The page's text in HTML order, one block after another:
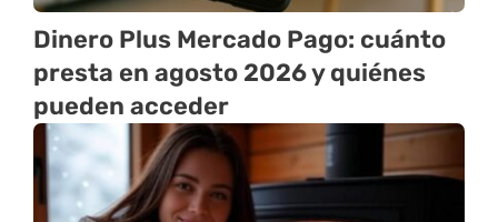
Dinero Plus Mercado Pago: cuánto
presta en agosto 2026 y quiénes
pueden acceder